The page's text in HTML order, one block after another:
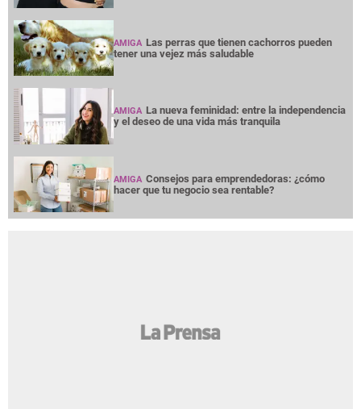
AMIGA Las perras que tienen cachorros pueden
tener una vejez más saludable
AMIGA La nueva feminidad: entre la independencia
y el deseo de una vida más tranquila
AMIGA Consejos para emprendedoras: ¿cómo
hacer que tu negocio sea rentable?